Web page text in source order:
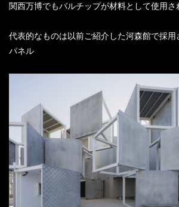
関西万博でもバルチップが材料として使用さ
代表的なものは以前ご紹介した河森館で採用
パネル